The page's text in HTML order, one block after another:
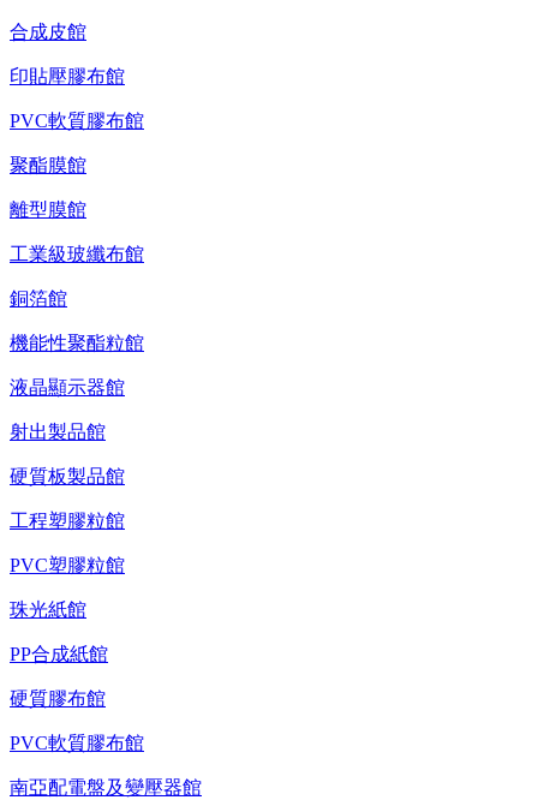
合成皮館
印貼壓膠布館
PVC軟質膠布館
聚酯膜館
離型膜館
工業級玻纖布館
銅箔館
機能性聚酯粒館
液晶顯示器館
射出製品館
硬質板製品館
工程塑膠粒館
PVC塑膠粒館
珠光紙館
PP合成紙館
硬質膠布館
PVC軟質膠布館
南亞配電盤及變壓器館